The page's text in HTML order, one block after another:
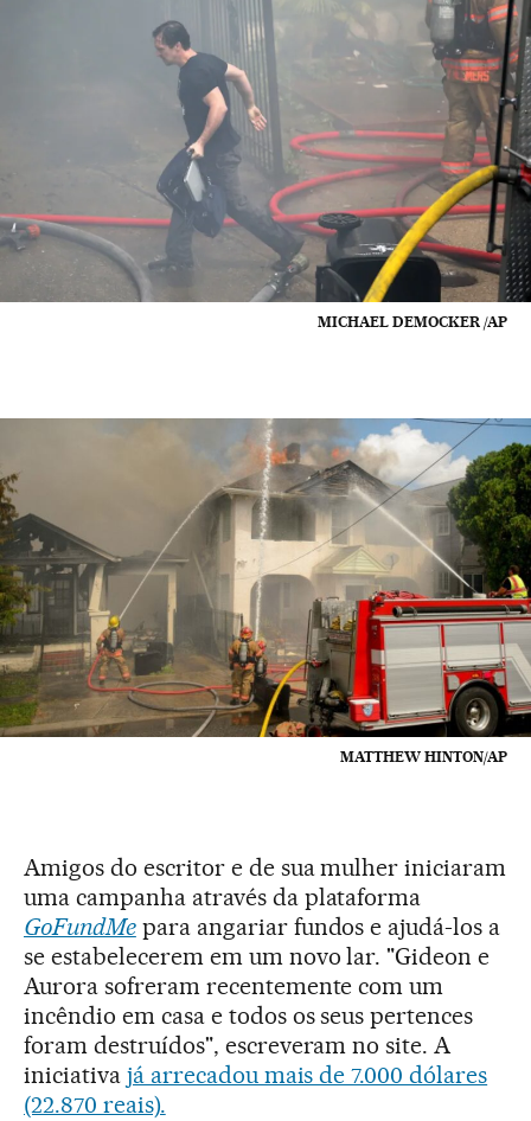
MICHAEL DEMOCKER /AP
MATTHEW HINTON/AP
Amigos do escritor e de sua mulher iniciaram
uma campanha através da plataforma
GoFundMepara angariar fundos e ajudá-los a
se estabelecerem em um novo lar. "Gideon e
Aurora sofreram recentemente com um
incêndio em casa e todos os seus pertences
foram destruídos", escreveram no site. A
iniciativa já arrecadou mais de 7.000 dólares
(22.870 reais).